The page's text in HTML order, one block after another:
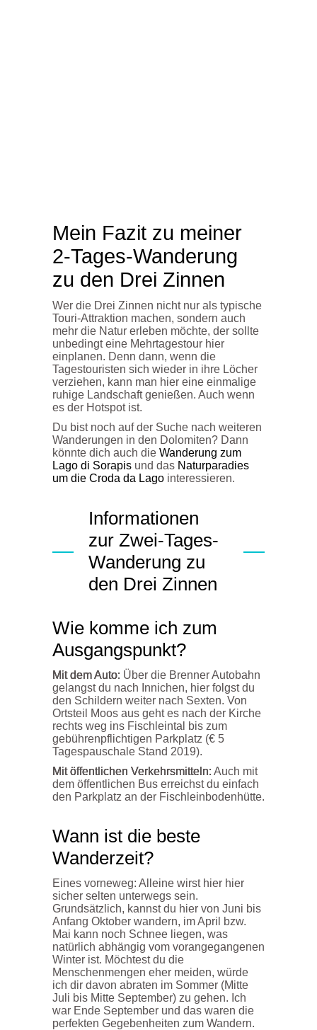
Mein Fazit zu meiner
2-Tages-Wanderung
zu den Drei Zinnen
Wer die Drei Zinnen nicht nur als typische
Touri-Attraktion machen, sondern auch
mehr die Natur erleben möchte, der sollte
unbedingt eine Mehrtagestour hier
einplanen. Denn dann, wenn die
Tagestouristen sich wieder in ihre Löcher
verziehen, kann man hier eine einmalige
ruhige Landschaft genießen. Auch wenn
es der Hotspot ist.
Du bist noch auf der Suche nach weiteren
Wanderungen in den Dolomiten? Dann
könnte dich auch die Wanderung zum
Lago di Sorapis und das Naturparadies
um die Croda da Lago interessieren.
Informationen
zur Zwei-Tages-
Wanderung zu
den Drei Zinnen
Wie komme ich zum
Ausgangspunkt?
Mit dem Auto: Über die Brenner Autobahn
gelangst du nach Innichen, hier folgst du
den Schildern weiter nach Sexten. Von
Ortsteil Moos aus geht es nach der Kirche
rechts weg ins Fischleintal bis zum
gebührenpflichtigen Parkplatz (€ 5
Tagespauschale Stand 2019).
Mit öffentlichen Verkehrsmitteln: Auch mit
dem öffentlichen Bus erreichst du einfach
den Parkplatz an der Fischleinbodenhütte.
Wann ist die beste
Wanderzeit?
Eines vorneweg: Alleine wirst hier hier
sicher selten unterwegs sein.
Grundsätzlich, kannst du hier von Juni bis
Anfang Oktober wandern, im April bzw.
Mai kann noch Schnee liegen, was
natürlich abhängig vom vorangegangenen
Winter ist. Möchtest du die
Menschenmengen eher meiden, würde
ich dir davon abraten im Sommer (Mitte
Juli bis Mitte September) zu gehen. Ich
war Ende September und das waren die
perfekten Gegebenheiten zum Wandern.